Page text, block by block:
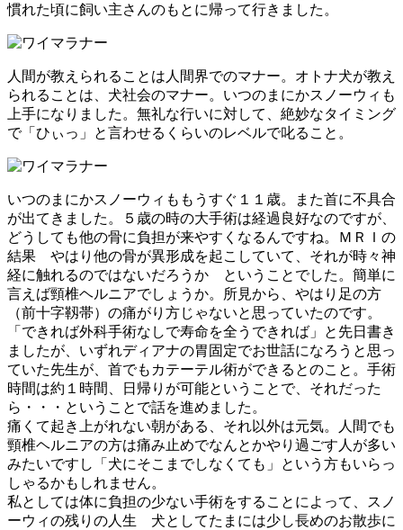
慣れた頃に飼い主さんのもとに帰って行きました。
人間が教えられることは人間界でのマナー。オトナ犬が教え
られることは、犬社会のマナー。いつのまにかスノーウィも
上手になりました。無礼な行いに対して、絶妙なタイミング
で「ひぃっ」と言わせるくらいのレベルで叱ること。
いつのまにかスノーウィももうすぐ１１歳。また首に不具合
が出てきました。５歳の時の大手術は経過良好なのですが、
どうしても他の骨に負担が来やすくなるんですね。ＭＲＩの
結果 やはり他の骨が異形成を起こしていて、それが時々神
経に触れるのではないだろうか ということでした。簡単に
言えば頸椎ヘルニアでしょうか。所見から、やはり足の方
（前十字靱帯）の痛がり方じゃないと思っていたのです。
「できれば外科手術なしで寿命を全うできれば」と先日書き
ましたが、いずれディアナの胃固定でお世話になろうと思っ
ていた先生が、首でもカテーテル術ができるとのこと。手術
時間は約１時間、日帰りが可能ということで、それだった
ら・・・ということで話を進めました。
痛くて起き上がれない朝がある、それ以外は元気。人間でも
頸椎ヘルニアの方は痛み止めでなんとかやり過ごす人が多い
みたいですし「犬にそこまでしなくても」という方もいらっ
しゃるかもしれません。
私としては体に負担の少ない手術をすることによって、スノ
ーウィの残りの人生 犬としてたまには少し長めのお散歩に